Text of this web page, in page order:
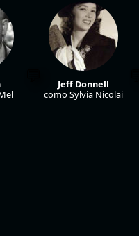
Jeff Donnell
como Sylvia Nicolai